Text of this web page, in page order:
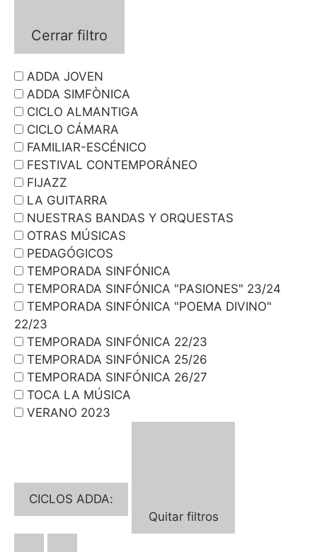
Cerrar filtro
ADDA JOVEN
ADDA SIMFÒNICA
CICLO ALMANTIGA
CICLO CÁMARA
FAMILIAR-ESCÉNICO
FESTIVAL CONTEMPORÁNEO
FIJAZZ
LA GUITARRA
NUESTRAS BANDAS Y ORQUESTAS
OTRAS MÚSICAS
PEDAGÓGICOS
TEMPORADA SINFÓNICA
TEMPORADA SINFÓNICA "PASIONES" 23/24
TEMPORADA SINFÓNICA "POEMA DIVINO"
22/23
TEMPORADA SINFÓNICA 22/23
TEMPORADA SINFÓNICA 25/26
TEMPORADA SINFÓNICA 26/27
TOCA LA MÚSICA
VERANO 2023
CICLOS ADDA:
Quitar filtros